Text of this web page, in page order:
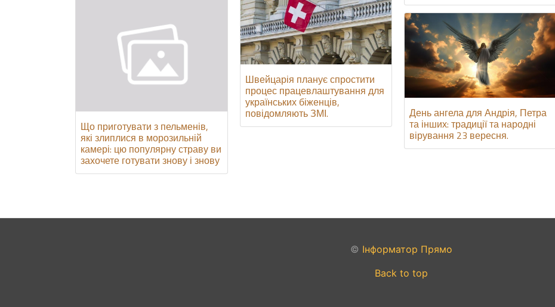
Що приготувати з пельменів,
які злиплися в морозильній
камері: цю популярну страву ви
захочете готувати знову і знову
Швейцарія планує спростити
процес працевлаштування для
українських біженців,
повідомляють ЗМІ. День ангела для Андрія, Петра
та інших: традиції та народні
вірування 23 вересня.
© Інформатор Прямо
Back to top